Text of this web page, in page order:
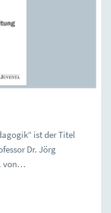
ist der Titel
Dr. Jörg
von…